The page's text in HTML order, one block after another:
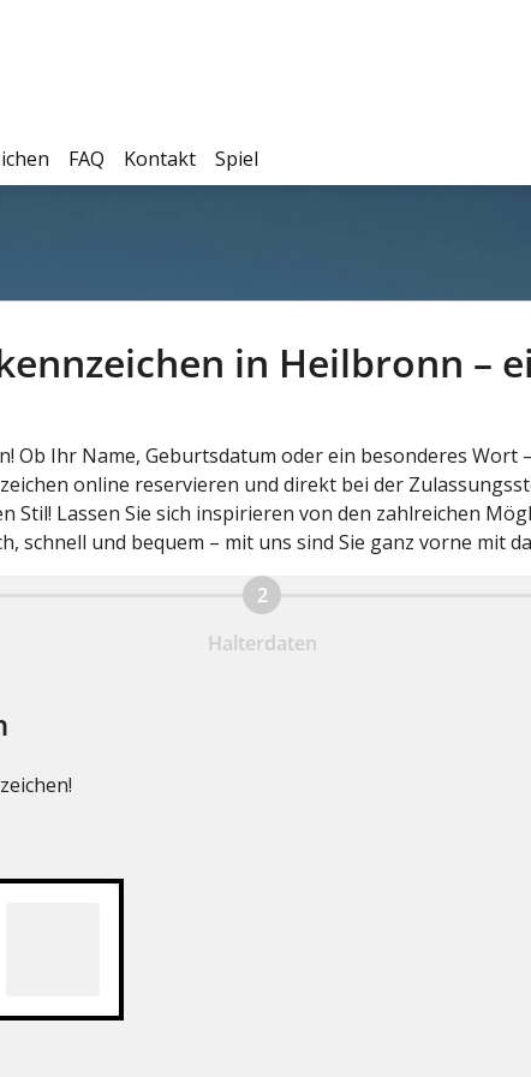
FAQ Kontakt Spiel
in Heilbronn –
Ob Ihr Name, Geburtsdatum oder ein besonderes
online reservieren und direkt bei der
Stil! Lassen Sie sich inspirieren von den zahlreichen
schnell und bequem – mit uns sind Sie ganz vorne mit